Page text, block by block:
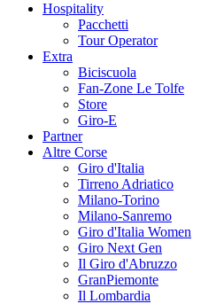
Hospitality
Pacchetti
Tour Operator
Extra
Biciscuola
Fan-Zone Le Tolfe
Store
Giro-E
Partner
Altre Corse
Giro d'Italia
Tirreno Adriatico
Milano-Torino
Milano-Sanremo
Giro d'Italia Women
Giro Next Gen
Il Giro d'Abruzzo
GranPiemonte
Il Lombardia